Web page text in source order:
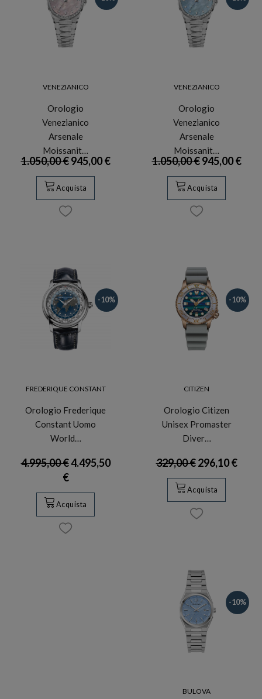
VENEZIANICO
Orologio
Venezianico
Arsenale
Moissanit…
1.050,00 €945,00 €
Acquista
VENEZIANICO
Orologio
Venezianico
Arsenale
Moissanit…
1.050,00 €945,00 €
Acquista
-10%
FREDERIQUE CONSTANT
Orologio Frederique
Constant Uomo
World…
4.995,00 €4.495,50
€
Acquista
-10%
CITIZEN
Orologio Citizen
Unisex Promaster
Diver…
329,00 €296,10 €
Acquista
-10%
BULOVA